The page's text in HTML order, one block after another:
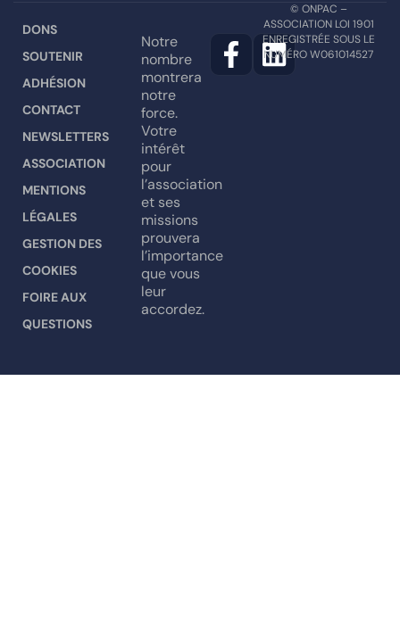
DONS
SOUTENIR
ADHÉSION
CONTACT
NEWSLETTERS
ASSOCIATION
MENTIONS
LÉGALES
GESTION DES
COOKIES
FOIRE AUX
QUESTIONS
Notre
nombre
montrera
notre
force.
Votre
intérêt
pour
l’association
et ses
missions
prouvera
l’importance
que vous
leur
accordez.
© ONPAC –
ASSOCIATION LOI 1901
ENREGISTRÉE SOUS LE
NUMÉRO W061014527